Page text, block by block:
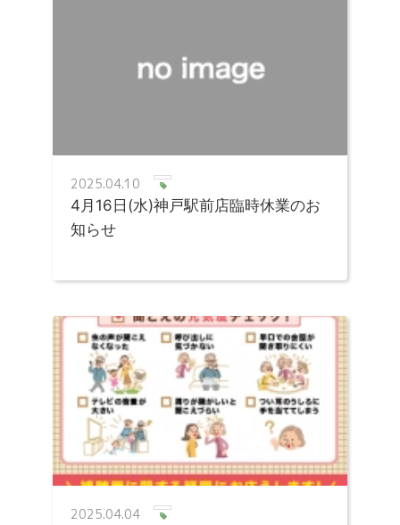
2025.04.10
4月16日(水)神戸駅前店臨時休業のお
知らせ
2025.04.04